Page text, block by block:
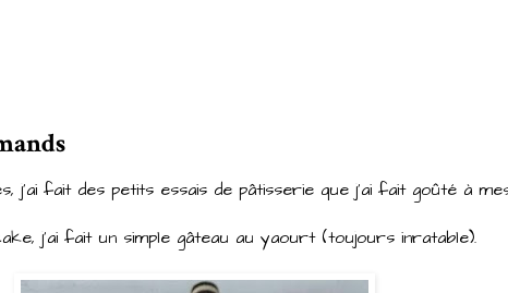
j'ai fait des petits essais de pâtisserie que j'ai fait goûté à
j'ai fait un simple gâteau au yaourt (toujours inratable).